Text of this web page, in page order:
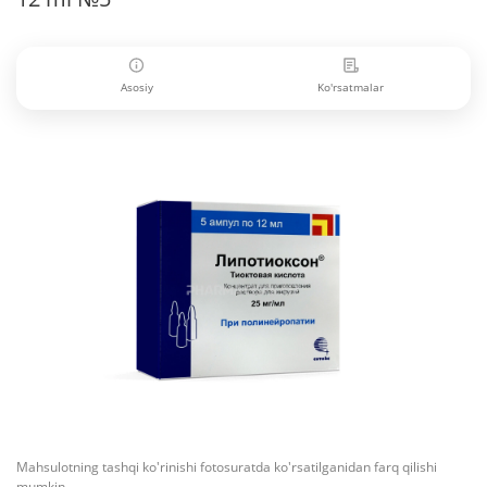
Asosiy Ko'rsatmalar
Mahsulotning tashqi ko'rinishi fotosuratda ko'rsatilganidan farq qilishi